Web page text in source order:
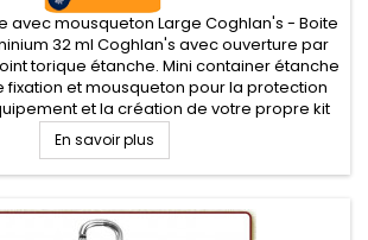
avec mousqueton Large Coghlan's - Boite
32 ml Coghlan's avec ouverture par
torique étanche. Mini container étanche
fixation et mousqueton pour la protection
et la création de votre propre kit
EDC Survie
En savoir plus